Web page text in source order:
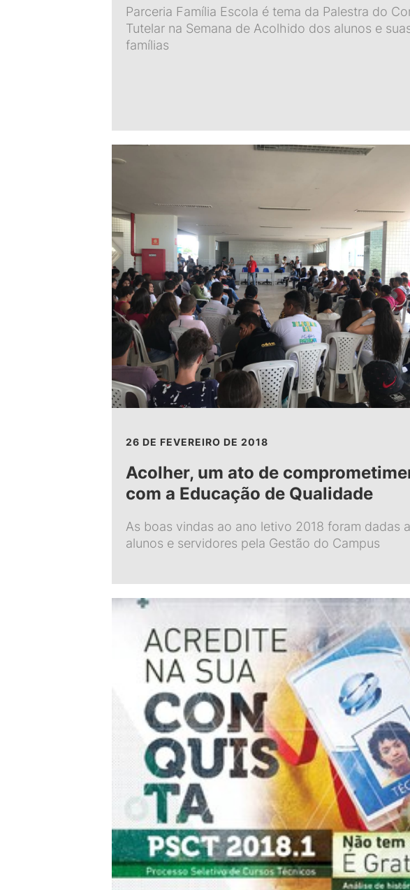
Parceria Família Escola é tema da Palestra do
Tutelar na Semana de Acolhido dos alunos e
famílias
26 DE FEVEREIRO DE 2018
Acolher, um ato de
com a Educação de Qualidade
As boas vindas ao ano letivo 2018 foram dadas
alunos e servidores pela Gestão do Campus